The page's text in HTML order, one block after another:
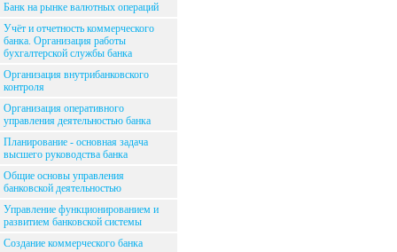
Банк на рынке валютных операций
Учёт и отчетность коммерческого
банка. Организация работы
бухгалтерской службы банка
Организация внутрибанковского
контроля
Организация оперативного
управления деятельностью банка
Планирование - основная задача
высшего руководства банка
Общие основы управления
банковской деятельностью
Управление функционированием и
развитием банковской системы
Создание коммерческого банка